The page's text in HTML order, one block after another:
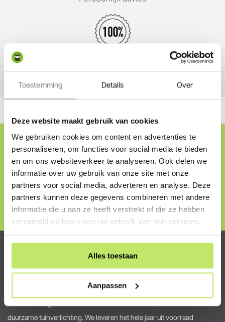
Toestemming Details Over
Deze website maakt gebruik van cookies
We gebruiken cookies om content en advertenties te
personaliseren, om functies voor social media te bieden
en om ons websiteverkeer te analyseren. Ook delen we
informatie over uw gebruik van onze site met onze
partners voor social media, adverteren en analyse. Deze
partners kunnen deze gegevens combineren met andere
informatie die u aan ze heeft verstrekt of die ze hebben
verzameld op basis van uw gebruik van hun services.
Alles toestaan
Aanpassen
Cadeaubon ontvangen?
Schrijf je in op onze nieuwsbrief en ontvang direct
onze welkomstaanbieding, tips & tricks en nieuwtjes
over tuinverlichting.
Direct inschrijven
De online specialist voor jouw
tuinverlichting
duurzame tuinverlichting. We leveren het hele jaar uit voorraad